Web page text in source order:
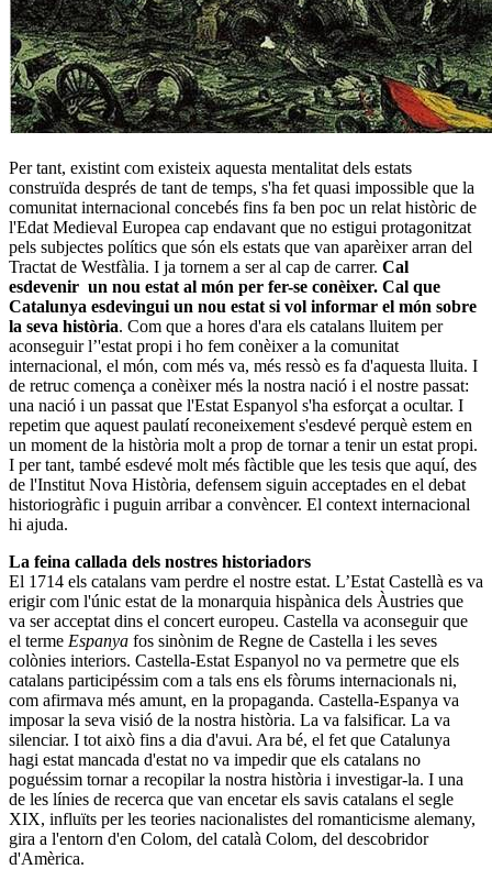
Per tant, existint com existeix aquesta mentalitat dels estats
construïda després de tant de temps, s'ha fet quasi impossible que la
comunitat internacional concebés fins fa ben poc un relat històric de
l'Edat Medieval Europea cap endavant que no estigui protagonitzat
pels subjectes polítics que són els estats que van aparèixer arran del
Tractat de Westfàlia. I ja tornem a ser al cap de carrer. Cal
esdevenir un nou estat al món per fer-se conèixer. Cal que
Catalunya esdevingui un nou estat si vol informar el món sobre
la seva història. Com que a hores d'ara els catalans lluitem per
aconseguir l’'estat propi i ho fem conèixer a la comunitat
internacional, el món, com més va, més ressò es fa d'aquesta lluita. I
de retruc comença a conèixer més la nostra nació i el nostre passat:
una nació i un passat que l'Estat Espanyol s'ha esforçat a ocultar. I
repetim que aquest paulatí reconeixement s'esdevé perquè estem en
un moment de la història molt a prop de tornar a tenir un estat propi.
I per tant, també esdevé molt més fàctible que les tesis que aquí, des
de l'Institut Nova Història, defensem siguin acceptades en el debat
historiogràfic i puguin arribar a convèncer. El context internacional
hi ajuda.
La feina callada dels nostres historiadors
El 1714 els catalans vam perdre el nostre estat. L’Estat Castellà es va
erigir com l'únic estat de la monarquia hispànica dels Àustries que
va ser acceptat dins el concert europeu. Castella va aconseguir que
el terme Espanya fos sinònim de Regne de Castella i les seves
colònies interiors. Castella-Estat Espanyol no va permetre que els
catalans participéssim com a tals ens els fòrums internacionals ni,
com afirmava més amunt, en la propaganda. Castella-Espanya va
imposar la seva visió de la nostra història. La va falsificar. La va
silenciar. I tot això fins a dia d'avui. Ara bé, el fet que Catalunya
hagi estat mancada d'estat no va impedir que els catalans no
poguéssim tornar a recopilar la nostra història i investigar-la. I una
de les línies de recerca que van encetar els savis catalans el segle
XIX, influïts per les teories nacionalistes del romanticisme alemany,
gira a l'entorn d'en Colom, del català Colom, del descobridor
d'Amèrica.